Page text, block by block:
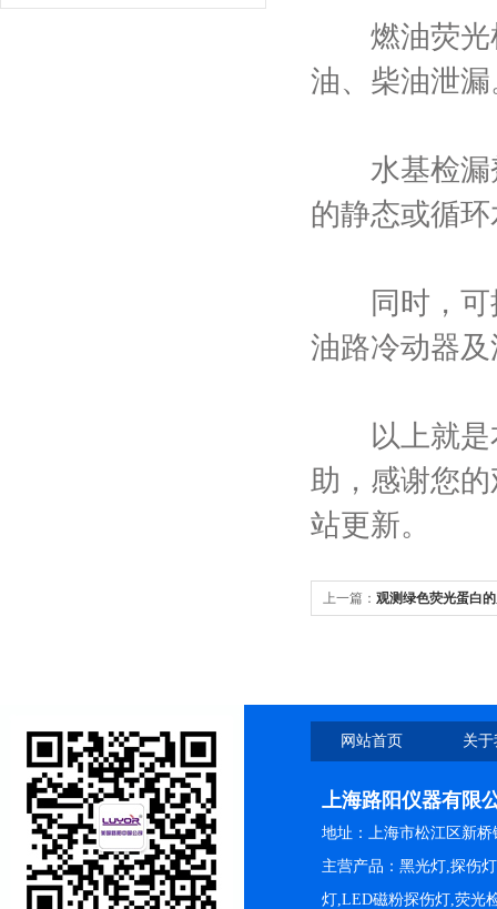
燃油荧光检
油、柴油泄漏
水基检漏剂
的静态或循
同时，可提
油路冷动器
以上就是本
助，感谢您
站更新。
上一篇： 观测绿色荧光蛋白
网站首页 关
上海路阳仪器有限
地址：上海市松江区新桥
主营产品：黑光灯,探伤
灯,LED磁粉探伤灯,荧光